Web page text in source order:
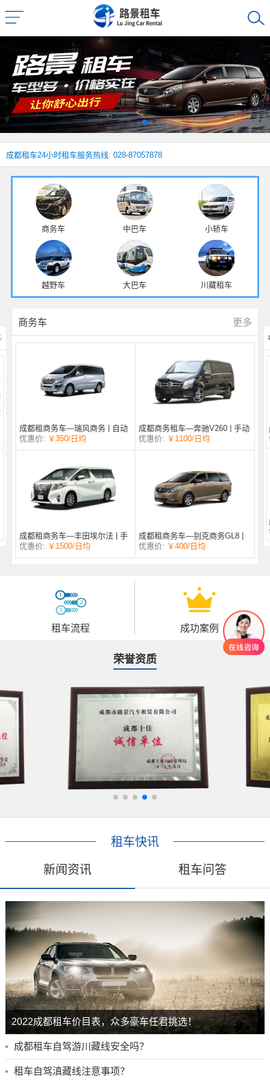
成都租车24小时租车服务热线: 028-87057878
商务车 中巴车 小轿车
越野车 大巴车 川藏租车
商务车 更多
成都租商务车—瑞风商务 | 自动
挡 | 7座
优惠价: ￥350/日均
成都商务租车—奔驰V260 | 手动
挡 |
优惠价: ￥1100/日均
成都租商务车—丰田埃尔法 | 手
自一体 |
优惠价: ￥1500/日均
成都租商务车—别克商务GL8 |
自动挡 | 7座
优惠价: ￥400/日均
租车流程 成功案例
荣誉资质
租车快讯
新闻资讯 租车问答
2022成都租车价目表，众多豪车任君挑选！
成都租车自驾游川藏线安全吗？
租车自驾滇藏线注意事项？